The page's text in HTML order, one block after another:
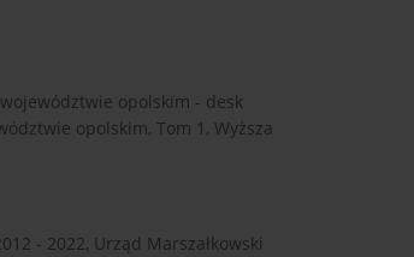
opolskim - desk
opolskim, Tom 1, Wyższa
- 2022, Urząd Marszałkowski